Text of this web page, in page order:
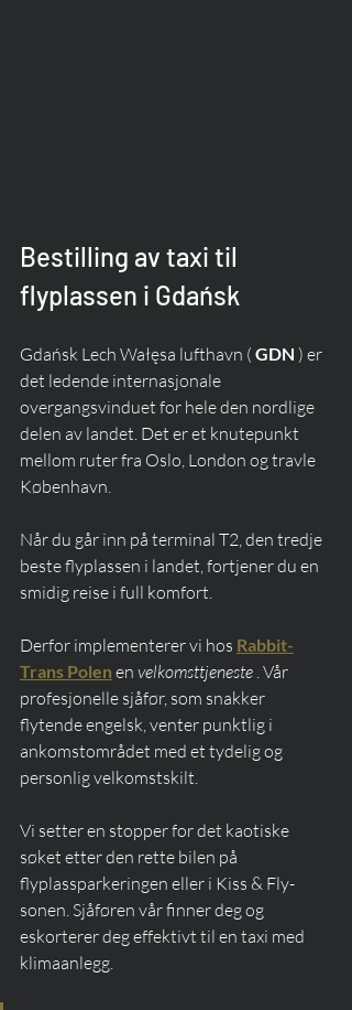
Bestilling av taxi til
flyplassen i Gdańsk
Gdańsk Lech Wałęsa lufthavn ( GDN ) er
det ledende internasjonale
overgangsvinduet for hele den nordlige
delen av landet. Det er et knutepunkt
mellom ruter fra Oslo, London og travle
København.
Når du går inn på terminal T2, den tredje
beste flyplassen i landet, fortjener du en
smidig reise i full komfort.
Derfor implementerer vi hos Rabbit-
Trans Polen en velkomsttjeneste . Vår
profesjonelle sjåfør, som snakker
flytende engelsk, venter punktlig i
ankomstområdet med et tydelig og
personlig velkomstskilt.
Vi setter en stopper for det kaotiske
søket etter den rette bilen på
flyplassparkeringen eller i Kiss & Fly-
sonen. Sjåføren vår finner deg og
eskorterer deg effektivt til en taxi med
klimaanlegg.